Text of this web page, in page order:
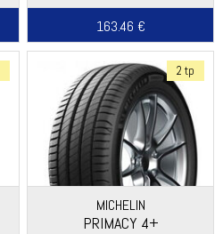
163.46 €
2 tp
MICHELIN
PRIMACY 4+